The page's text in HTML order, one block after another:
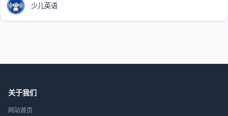
少儿英语
关于我们
网站首页